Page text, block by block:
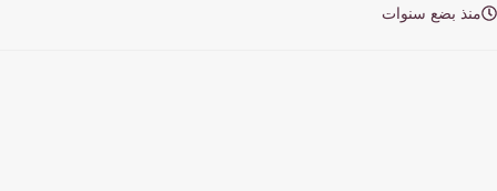
بضع سنوات